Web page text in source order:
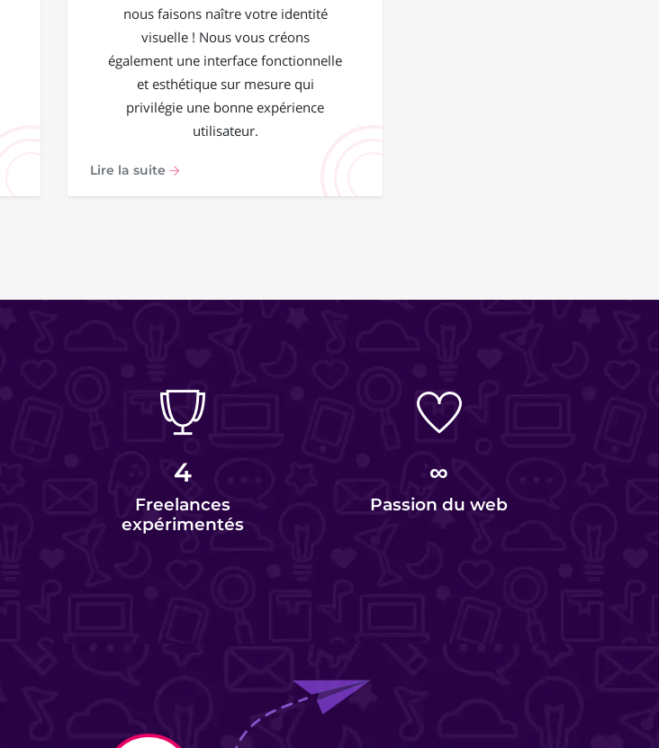
nous faisons naître votre identité
visuelle ! Nous vous créons
également une interface fonctionnelle
et esthétique sur mesure qui
privilégie une bonne expérience
utilisateur.
Lire la suite
4
Freelances
expérimentés
∞
Passion du web